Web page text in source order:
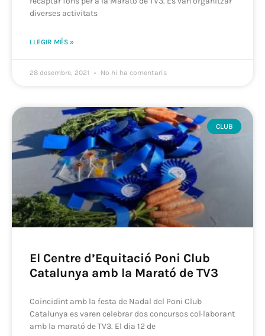
diverses activitats
LLEGIR MÉS »
28 desembre, 2021 No hi ha comentaris
CLUB
El Centre d’Equitació Poni Club
Catalunya amb la Marató de TV3
Coincidint amb la festa de Nadal del Poni Club
Catalunya es varen celebrar dos concursos col·laborant
amb la marató de TV3. El dia 12 de